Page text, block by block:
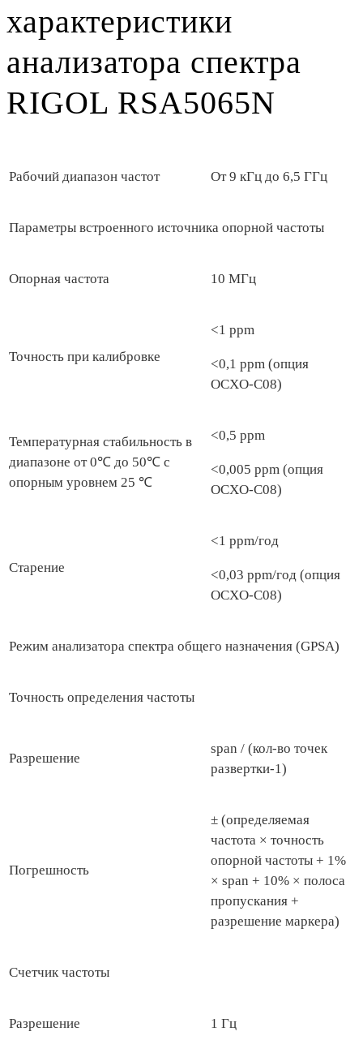
характеристики
анализатора спектра
RIGOL RSA5065N
Рабочий диапазон частот От 9 кГц до 6,5 ГГц
Параметры встроенного источника опорной частоты
Опорная частота 10 МГц
Точность при калибровке
<1 ppm
<0,1 ppm (опция
OCXO-C08)
Температурная стабильность в
диапазоне от 0℃ до 50℃ с
опорным уровнем 25 ℃
<0,5 ppm
<0,005 ppm (опция
OCXO-C08)
Старение
<1 ppm/год
<0,03 ppm/год (опция
OCXO-C08)
Режим анализатора спектра общего назначения (GPSA)
Точность определения частоты
Разрешение
span / (кол-во точек
развертки-1)
Погрешность
± (определяемая
частота × точность
опорной частоты + 1%
× span + 10% × полоса
пропускания +
разрешение маркера)
Счетчик частоты
Разрешение 1 Гц